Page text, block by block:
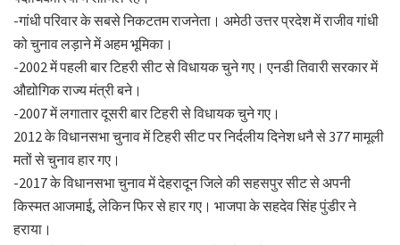
-गांधी परिवार के सबसे निकटतम राजनेता। अमेठी उत्तर प्रदेश में राजीव गांधी
को चुनाव लड़ाने में अहम भूमिका।
-2002 में पहली बार टिहरी सीट से विधायक चुने गए। एनडी तिवारी सरकार में
औद्योगिक राज्य मंत्री बने।
-2007 में लगातार दूसरी बार टिहरी से विधायक चुने गए।
2012 के विधानसभा चुनाव में टिहरी सीट पर निर्दलीय दिनेश धनै से 377 मामूली
मतों से चुनाव हार गए।
-2017 के विधानसभा चुनाव में देहरादून जिले की सहसपुर सीट से अपनी
किस्मत आजमाई, लेकिन फिर से हार गए। भाजपा के सहदेव सिंह पुंडीर ने
हराया।